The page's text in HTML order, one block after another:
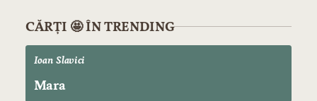
CĂRȚI 🤩 ÎN TRENDING
Ioan Slavici
Mara